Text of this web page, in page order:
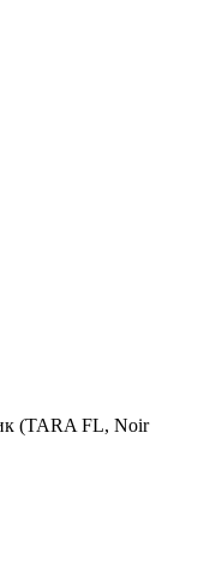
(TARA FL, Noir